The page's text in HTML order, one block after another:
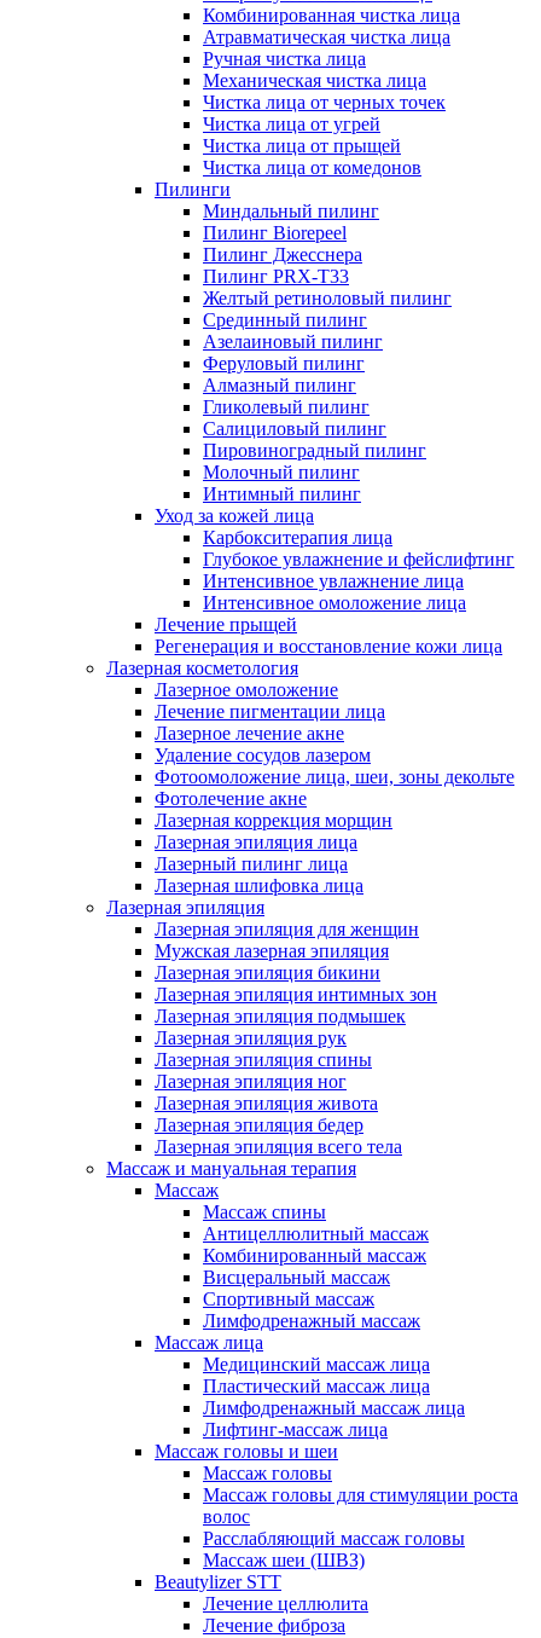
Комбинированная чистка лица
Атравматическая чистка лица
Ручная чистка лица
Механическая чистка лица
Чистка лица от черных точек
Чистка лица от угрей
Чистка лица от прыщей
Чистка лица от комедонов
Пилинги
Миндальный пилинг
Пилинг Biorepeel
Пилинг Джесснера
Пилинг PRX-T33
Желтый ретиноловый пилинг
Срединный пилинг
Азелаиновый пилинг
Феруловый пилинг
Алмазный пилинг
Гликолевый пилинг
Салициловый пилинг
Пировиноградный пилинг
Молочный пилинг
Интимный пилинг
Уход за кожей лица
Карбокситерапия лица
Глубокое увлажнение и фейслифтинг
Интенсивное увлажнение лица
Интенсивное омоложение лица
Лечение прыщей
Регенерация и восстановление кожи лица
Лазерная косметология
Лазерное омоложение
Лечение пигментации лица
Лазерное лечение акне
Удаление сосудов лазером
Фотоомоложение лица, шеи, зоны декольте
Фотолечение акне
Лазерная коррекция морщин
Лазерная эпиляция лица
Лазерный пилинг лица
Лазерная шлифовка лица
Лазерная эпиляция
Лазерная эпиляция для женщин
Мужская лазерная эпиляция
Лазерная эпиляция бикини
Лазерная эпиляция интимных зон
Лазерная эпиляция подмышек
Лазерная эпиляция рук
Лазерная эпиляция спины
Лазерная эпиляция ног
Лазерная эпиляция живота
Лазерная эпиляция бедер
Лазерная эпиляция всего тела
Массаж и мануальная терапия
Массаж
Массаж спины
Антицеллюлитный массаж
Комбинированный массаж
Висцеральный массаж
Спортивный массаж
Лимфодренажный массаж
Массаж лица
Медицинский массаж лица
Пластический массаж лица
Лимфодренажный массаж лица
Лифтинг-массаж лица
Массаж головы и шеи
Массаж головы
Массаж головы для стимуляции роста
волос
Расслабляющий массаж головы
Массаж шеи (ШВЗ)
Beautylizer STT
Лечение целлюлита
Лечение фиброза